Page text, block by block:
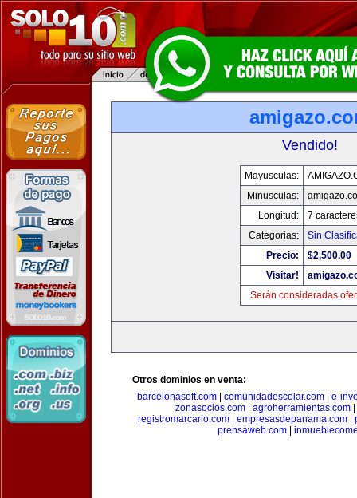
Vendido!
Mayusculas:
Minusculas:
Longitud:
7
Categorias:
Sin
Precio:
$2,500.00
Visitar!
Serán consideradas
Otros dominios en venta:
barcelonasoft.com
comunidadescolar.com
e-
zonasocios.com
agroherramientas.com
registromarcario.com| empresasdepanama.com|
prensaweb.com